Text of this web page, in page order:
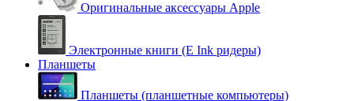
Оригинальные аксессуары Apple
Электронные книги (E Ink ридеры)
Планшеты
Планшеты (планшетные компьютеры)